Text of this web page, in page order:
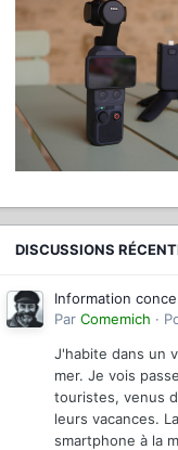
DISCUSSIONS
Information
magazinevideo
Par Comemich ·
J'habite dans un
mer. Je vois
touristes, venus
leurs vacances.
smartphone à la